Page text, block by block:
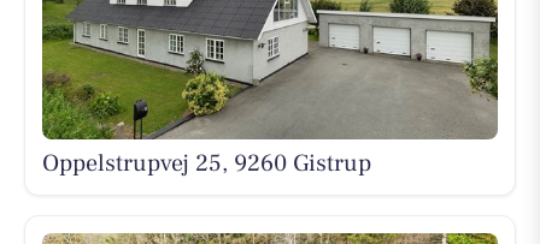
Oppelstrupvej 25, 9260 Gistrup